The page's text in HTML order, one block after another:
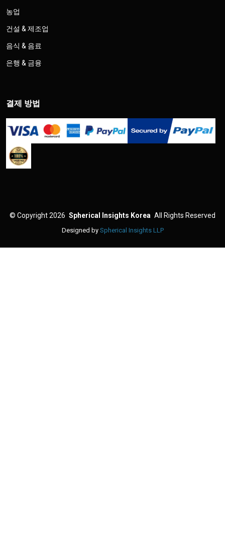
농업
건설 & 제조업
음식 & 음료
은행 & 금융
결제 방법
© Copyright 2026 Spherical Insights Korea All Rights Reserved
Designed by Spherical Insights LLP